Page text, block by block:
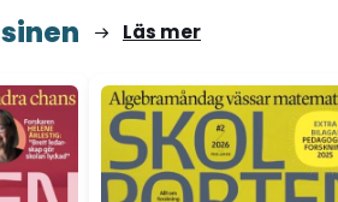
Läs mer